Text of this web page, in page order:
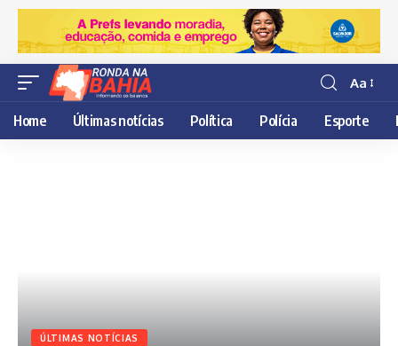
Resisor
de
fonte
Aa
Home Últimas notícias Política Polícia Esporte
ÚLTIMAS NOTÍCIAS